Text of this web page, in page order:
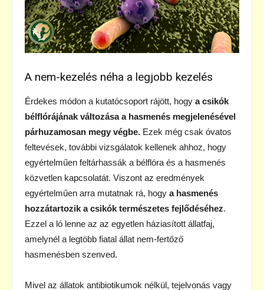
A nem-kezelés néha a legjobb kezelés
Érdekes módon a kutatócsoport rájött, hogy a csikók
bélflórájának változása a hasmenés megjelenésével
párhuzamosan megy végbe. Ezek még csak óvatos
feltevések, további vizsgálatok kellenek ahhoz, hogy
egyértelműen feltárhassák a bélflóra és a hasmenés
közvetlen kapcsolatát. Viszont az eredmények
egyértelműen arra mutatnak rá, hogy a hasmenés
hozzátartozik a csikók természetes fejlődéséhez.
Ezzel a ló lenne az az egyetlen háziasított állatfaj,
amelynél a legtöbb fiatal állat nem-fertőző
hasmenésben szenved.
Mivel az állatok antibiotikumok nélkül, tejelvonás vagy